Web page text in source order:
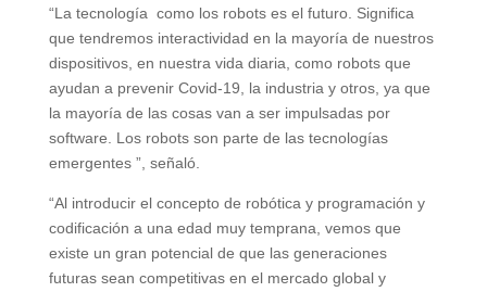
“La tecnología como los robots es el futuro. Significa
que tendremos interactividad en la mayoría de nuestros
dispositivos, en nuestra vida diaria, como robots que
ayudan a prevenir Covid-19, la industria y otros, ya que
la mayoría de las cosas van a ser impulsadas por
software. Los robots son parte de las tecnologías
emergentes ”, señaló.
“Al introducir el concepto de robótica y programación y
codificación a una edad muy temprana, vemos que
existe un gran potencial de que las generaciones
futuras sean competitivas en el mercado global y